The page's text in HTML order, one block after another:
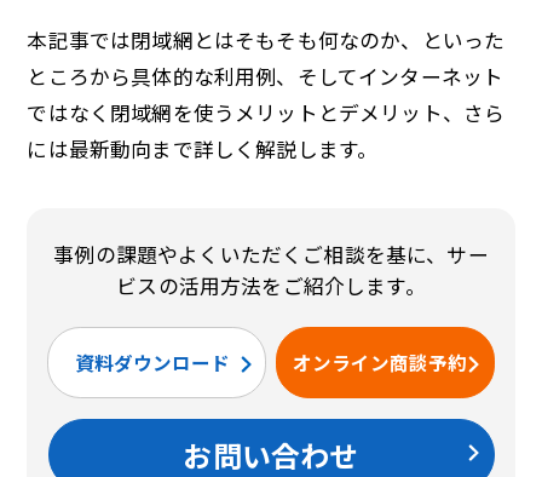
本記事では閉域網とはそもそも何なのか、といった
ところから具体的な利用例、そしてインターネット
ではなく閉域網を使うメリットとデメリット、さら
には最新動向まで詳しく解説します。
事例の課題やよくいただくご相談を基に、サー
ビスの活用方法をご紹介します。
資料ダウンロード オンライン商談予約
お問い合わせ